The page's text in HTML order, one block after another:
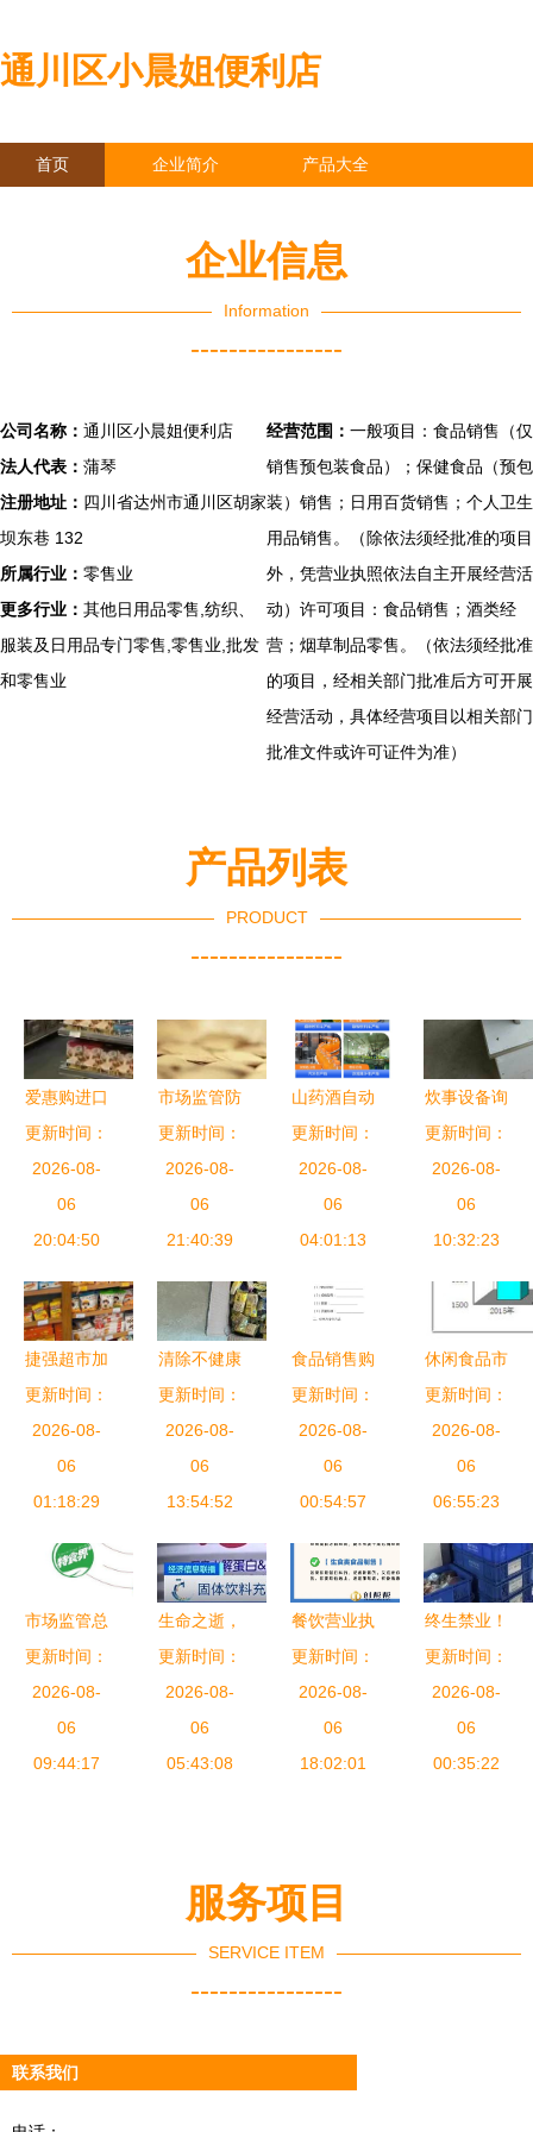
通川区小晨姐便利店
首页 企业简介 产品大全
企业信息
Information
----------------
公司名称： 通川区小晨姐便利店
法人代表： 蒲琴
注册地址： 四川省达州市通川区胡家
坝东巷 132
所属行业： 零售业
更多行业： 其他日用品零售,纺织、
服装及日用品专门零售,零售业,批发
和零售业
经营范围： 一般项目：食品销售（仅
销售预包装食品）；保健食品（预包
装）销售；日用百货销售；个人卫生
用品销售。（除依法须经批准的项目
外，凭营业执照依法自主开展经营活
动）许可项目：食品销售；酒类经
营；烟草制品零售。（依法须经批准
的项目，经相关部门批准后方可开展
经营活动，具体经营项目以相关部门
批准文件或许可证件为准）
产品列表
PRODUCT
----------------
爱惠购进口
食品连锁加
盟 掘金消
费升级新蓝
海，开启品
时代
更新时间：
2026-08-
06
20:04:50
市场监管防
线再升级
分装食品标
新规与酒类
经营者亟需
\r\n\r\n从普
通消费者对
零食摊分装
识的真
伪，“分
装”与“品
牌”在当前
食品经营场
所俨然成为
了光鲜抢眼
为市场监管
引发空前风
险的赛道。
从司法判例
的最新答复
来看，一项
更新时间：
2026-08-
06
21:40:39
山药酒自动
加工设备介
绍 中意隆
山药酒生产
设备工艺成
经营
更新时间：
2026-08-
06
04:01:13
炊事设备询
价指南 如
何选择可靠
厂家与供应
商（以诸城
机械厂为
例）
更新时间：
2026-08-
06
10:32:23
捷强超市加
盟及酒类经
营费用详解
更新时间：
2026-08-
06
01:18:29
清除不健康
食品，严查
广州佛山过
期食品问题
更新时间：
2026-08-
06
13:54:52
食品销售购
销合同范例
（酒类经
营）
更新时间：
2026-08-
06
00:54:57
休闲食品市
场规模分析
2020年行
业发展前
景、趋势及
的关联调查
报告
更新时间：
2026-08-
06
06:55:23
市场监管总
局召开大型
食品销售连
锁企业行政
指导会 筑
更新时间：
2026-08-
06
09:44:17
生命之逝，
安全之思
——北海香
港路泥头车
事故警示
更新时间：
2026-08-
06
05:43:08
餐饮营业执
照经营范围
怎么写才规
范？热食类
食品＋酒类
更新时间：
2026-08-
06
18:02:01
终生禁业！
烟台出台最
严食品安全
标准，烟草
也被纳入监
更新时间：
2026-08-
06
00:35:22
服务项目
SERVICE ITEM
----------------
联系我们